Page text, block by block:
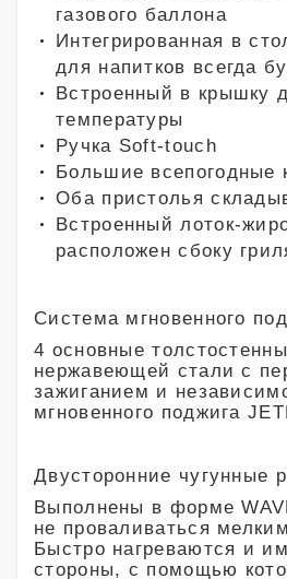
газового баллона
Интегрированная в
для напитков всегда
Встроенный в крышку
температуры
Ручка Soft-touch
Большие всепогодные
Оба пристолья
Встроенный лоток-
расположен сбоку
Система мгновенного
4 основные
нержавеющей стали с
зажиганием и
мгновенного поджига
Двусторонние чугунные
Выполнены в форме
не проваливаться
Быстро нагреваются и
стороны, с помощью